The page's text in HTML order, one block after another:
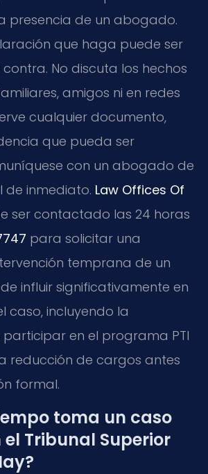
presencia de un abogado.
que haga puede ser
No discuta los hechos
amigos ni en redes
cualquier documento,
que pueda ser
con un abogado de
de inmediato. Law Offices Of
ser contactado las 24 horas
para solicitar una
temprana de un
influir significativamente en
caso, incluyendo la
en el programa PTI
reducción de cargos antes
formal.
toma un caso
el Tribunal Superior